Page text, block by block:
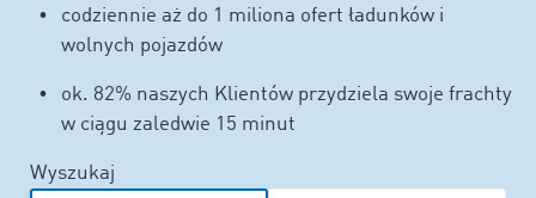
codziennie aż do 1 miliona ofert ładunków i
wolnych pojazdów
ok. 82% naszych Klientów przydziela swoje frachty
w ciągu zaledwie 15 minut
Wyszukaj